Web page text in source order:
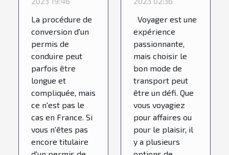
La procédure de
conversion d'un
permis de
conduire peut
parfois être
longue et
compliquée, mais
ce n'est pas le
cas en France. Si
vous n'êtes pas
encore titulaire
transport
pour votre
prochain
voyage
Voyager est une
expérience
passionnante,
mais choisir le
bon mode de
transport peut
être un défi. Que
vous voyagiez
pour affaires ou
pour le plaisir, il
y a plusieurs